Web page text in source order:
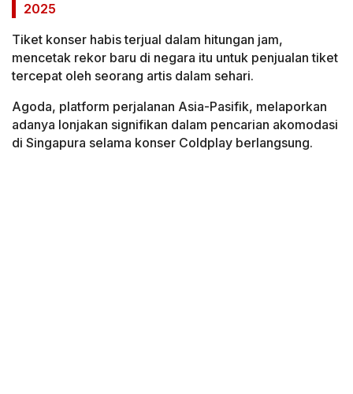
2025
Tiket konser habis terjual dalam hitungan jam,
mencetak rekor baru di negara itu untuk penjualan tiket
tercepat oleh seorang artis dalam sehari.
Agoda, platform perjalanan Asia-Pasifik, melaporkan
adanya lonjakan signifikan dalam pencarian akomodasi
di Singapura selama konser Coldplay berlangsung.